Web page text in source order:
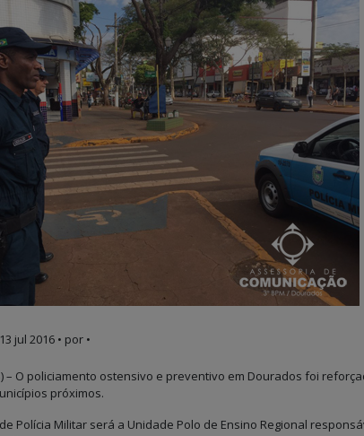
13 jul 2016 • por •
– O policiamento ostensivo e preventivo em Dourados foi
próximos.
de Polícia Militar será a Unidade Polo de Ensino Regional